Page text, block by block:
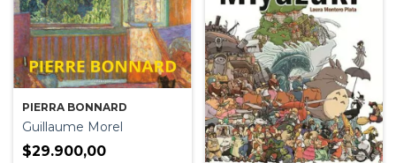
PIERRA BONNARD
Guillaume Morel
$29.900,00